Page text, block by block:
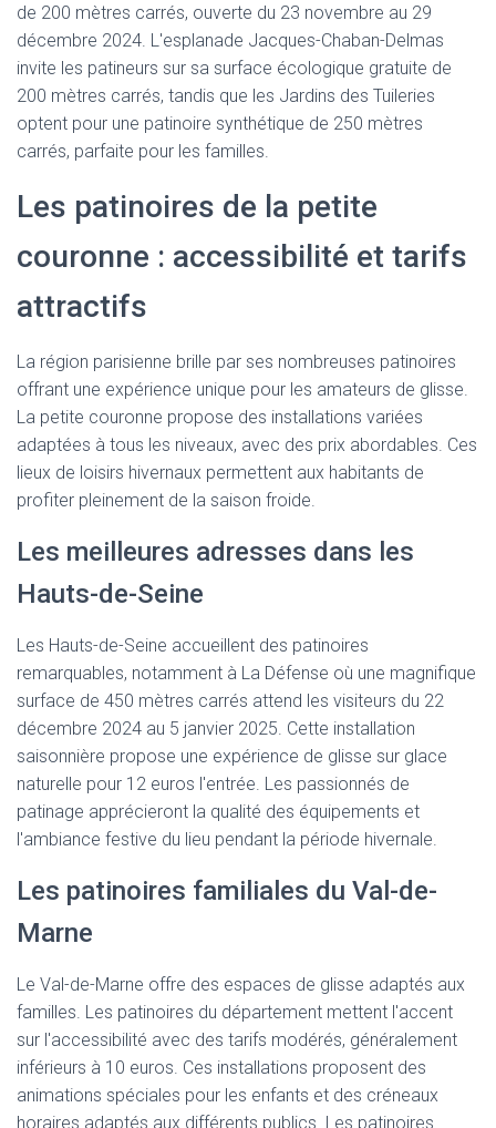
de 200 mètres carrés, ouverte du 23 novembre au 29
décembre 2024. L'esplanade Jacques-Chaban-Delmas
invite les patineurs sur sa surface écologique gratuite de
200 mètres carrés, tandis que les Jardins des Tuileries
optent pour une patinoire synthétique de 250 mètres
carrés, parfaite pour les familles.
Les patinoires de la petite
couronne : accessibilité et tarifs
attractifs
La région parisienne brille par ses nombreuses patinoires
offrant une expérience unique pour les amateurs de glisse.
La petite couronne propose des installations variées
adaptées à tous les niveaux, avec des prix abordables. Ces
lieux de loisirs hivernaux permettent aux habitants de
profiter pleinement de la saison froide.
Les meilleures adresses dans les
Hauts-de-Seine
Les Hauts-de-Seine accueillent des patinoires
remarquables, notamment à La Défense où une magnifique
surface de 450 mètres carrés attend les visiteurs du 22
décembre 2024 au 5 janvier 2025. Cette installation
saisonnière propose une expérience de glisse sur glace
naturelle pour 12 euros l'entrée. Les passionnés de
patinage apprécieront la qualité des équipements et
l'ambiance festive du lieu pendant la période hivernale.
Les patinoires familiales du Val-de-
Marne
Le Val-de-Marne offre des espaces de glisse adaptés aux
familles. Les patinoires du département mettent l'accent
sur l'accessibilité avec des tarifs modérés, généralement
inférieurs à 10 euros. Ces installations proposent des
animations spéciales pour les enfants et des créneaux
horaires adaptés aux différents publics. Les patinoires